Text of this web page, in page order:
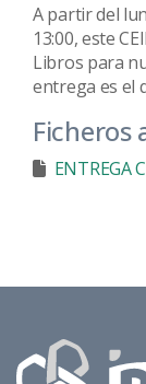
A partir del
13:00, este
Libros para
entrega es el
Ficheros
ENTREGA